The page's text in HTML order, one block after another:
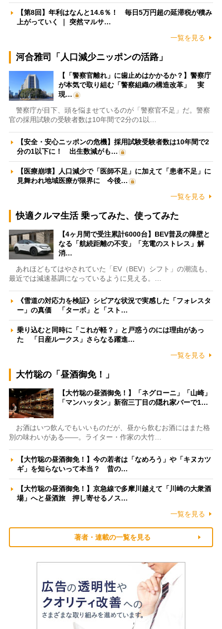
【第8回】年利はなんと14.6％！ 毎日5万円超の延滞税が積み
上がっていく ｜ 突然マルサ…
一覧を見る
河合雅司「人口減少ニッポンの活路」
【「警察官離れ」に歯止めはかかるか？】警察庁
が本気で取り組む「警察組織の構造改革」 実
現…
警察庁が目下、頭を悩ませているのが「警察官不足」だ。警察
官の採用試験の受験者数は10年間で2分の1以…
【安全・安心ニッポンの危機】採用試験受験者数は10年間で2
分の1以下に！ 出生数減がも…
【医療崩壊】人口減少で「医師不足」に加えて「患者不足」に
見舞われ地域医療が限界に 今後…
一覧を見る
快適クルマ生活 乗ってみた、使ってみた
【4ヶ月間で受注累計6000台】BEV普及の障壁と
なる「航続距離の不安」「充電のストレス」解
消…
あれほどもてはやされていた「EV（BEV）シフト」の潮流も、
最近では減速基調になっているように見える。…
《雪道の対応力を検証》シビアな状況で実感した「フォレスタ
ー」の真価 「ターボ」と「スト…
乗り込むと同時に「これが軽？」と戸惑うのには理由があっ
た 「日産ルークス」さらなる躍進…
一覧を見る
大竹聡の「昼酒御免！」
【大竹聡の昼酒御免！】「ネグローニ」「山崎」
「マンハッタン」新宿三丁目の隠れ家バーで1…
お酒はいつ飲んでもいいものだが、昼から飲むお酒にはまた格
別の味わいがある――。ライター・作家の大竹…
【大竹聡の昼酒御免！】今の若者は「なめろう」や「キヌカツ
ギ」を知らないって本当？ 昔の…
【大竹聡の昼酒御免！】京急線で多摩川越えて「川崎の大衆酒
場」へと昼酒旅 押し寄せるノス…
一覧を見る
著者・連載の一覧を見る